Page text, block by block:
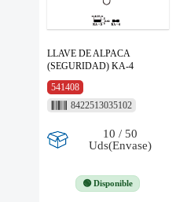
LLAVE DE ALPACA
(SEGURIDAD) KA-4
541408
8422513035102
10 / 50
Uds(Envase)
🟢 Disponible